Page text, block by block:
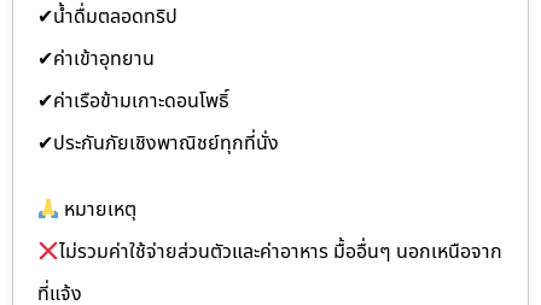
✔น้ำดื่มตลอดทริป
✔ค่าเข้าอุทยาน
✔ค่าเรือข้ามเกาะดอนโพธิ์
✔ประกันภัยเชิงพาณิชย์ทุกที่นั่ง
หมายเหตุ
ไม่รวมค่าใช้จ่ายส่วนตัวและค่าอาหาร มื้ออื่นๆ นอกเหนือจาก
ที่แจ้ง